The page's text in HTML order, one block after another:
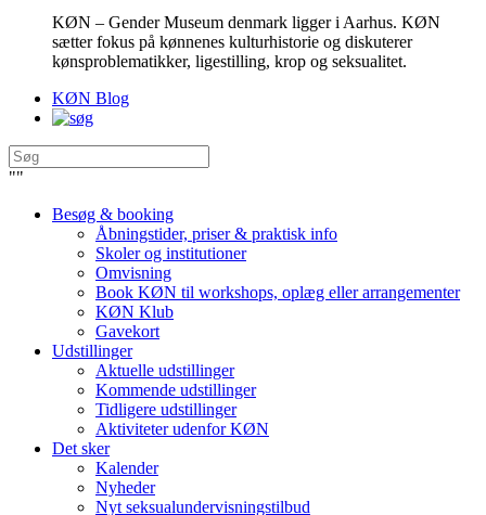
KØN – Gender Museum denmark ligger i Aarhus. KØN
sætter fokus på kønnenes kulturhistorie og diskuterer
kønsproblematikker, ligestilling, krop og seksualitet.
KØN Blog
""
Besøg & booking
Åbningstider, priser & praktisk info
Skoler og institutioner
Omvisning
Book KØN til workshops, oplæg eller arrangementer
KØN Klub
Gavekort
Udstillinger
Aktuelle udstillinger
Kommende udstillinger
Tidligere udstillinger
Aktiviteter udenfor KØN
Det sker
Kalender
Nyheder
Nyt seksualundervisningstilbud